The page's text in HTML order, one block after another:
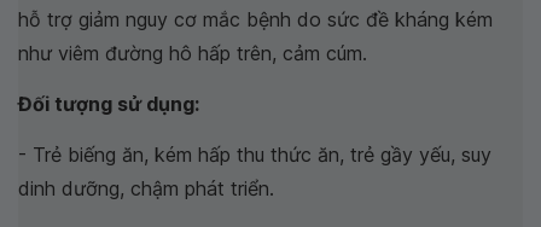
hỗ trợ giảm nguy cơ mắc bệnh do sức đề kháng kém
như viêm đường hô hấp trên, cảm cúm.
Đối tượng sử dụng:
- Trẻ biếng ăn, kém hấp thu thức ăn, trẻ gầy yếu, suy
dinh dưỡng, chậm phát triển.